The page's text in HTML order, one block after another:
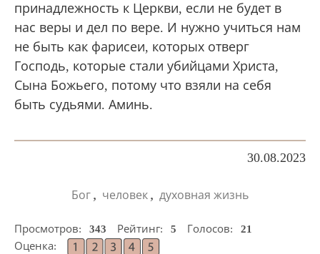
принадлежность к Церкви, если не будет в
нас веры и дел по вере. И нужно учиться нам
не быть как фарисеи, которых отверг
Господь, которые стали убийцами Христа,
Сына Божьего, потому что взяли на себя
быть судьями. Аминь.
30.08.2023
Бог , человек , духовная жизнь
Просмотров: 343 Рейтинг: 5 Голосов:
21
Оценка: